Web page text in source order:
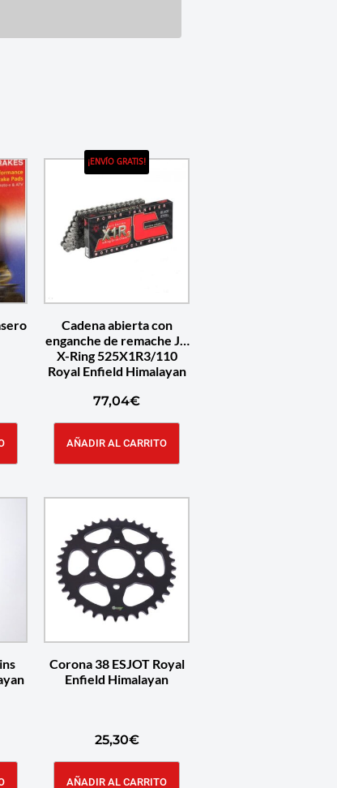
¡ENVÍO GRATIS!
Cadena abierta con
enganche de remache JT
X-Ring 525X1R3/110
Royal Enfield Himalayan
77,04€
AÑADIR AL CARRITO
Corona 38 ESJOT Royal
Enfield Himalayan
25,30€
AÑADIR AL CARRITO